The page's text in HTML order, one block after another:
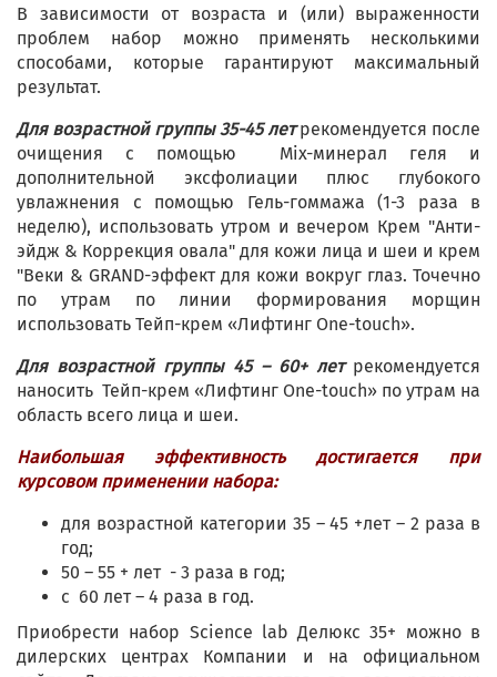
В зависимости от возраста и (или) выраженности
проблем набор можно применять несколькими
способами, которые гарантируют максимальный
результат.
Для возрастной группы 35-45 летрекомендуется после
очищения с помощью Mix-минерал геля и
дополнительной эксфолиации плюс глубокого
увлажнения с помощью Гель-гоммажа (1-3 раза в
неделю), использовать утром и вечером Крем "Анти-
эйдж & Коррекция овала" для кожи лица и шеи и крем
"Веки & GRAND-эффект для кожи вокруг глаз. Точечно
по утрам по линии формирования морщин
использовать Тейп-крем «Лифтинг One-touch».
Для возрастной группы 45 – 60+ лет рекомендуется
наносить Тейп-крем «Лифтинг One-touch» по утрам на
область всего лица и шеи.
Наибольшая эффективность достигается при
курсовом применении набора:
для возрастной категории 35 – 45 +лет – 2 раза в
год;
50 – 55 + лет - 3 раза в год;
с 60 лет – 4 раза в год.
Приобрести набор Science lab Делюкс 35+ можно в
дилерских центрах Компании и на официальном